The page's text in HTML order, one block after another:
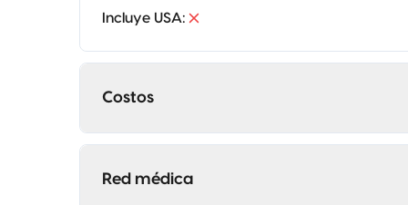
Incluye USA:
Costos
Red médica